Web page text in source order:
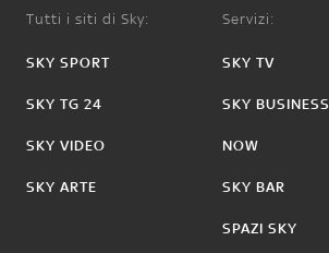
Tutti i siti di Sky:
SKY SPORT
SKY TG 24
SKY VIDEO
SKY ARTE
Servizi:
SKY TV
SKY BUSINESS
NOW
SKY BAR
SPAZI SKY